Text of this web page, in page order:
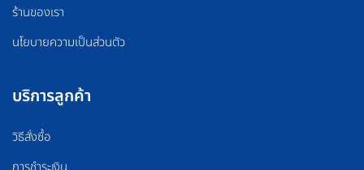
ร้านของเรา
นโยบายความเป็นส่วนตัว
บริการลูกค้า
วิธีสั่งซื้อ